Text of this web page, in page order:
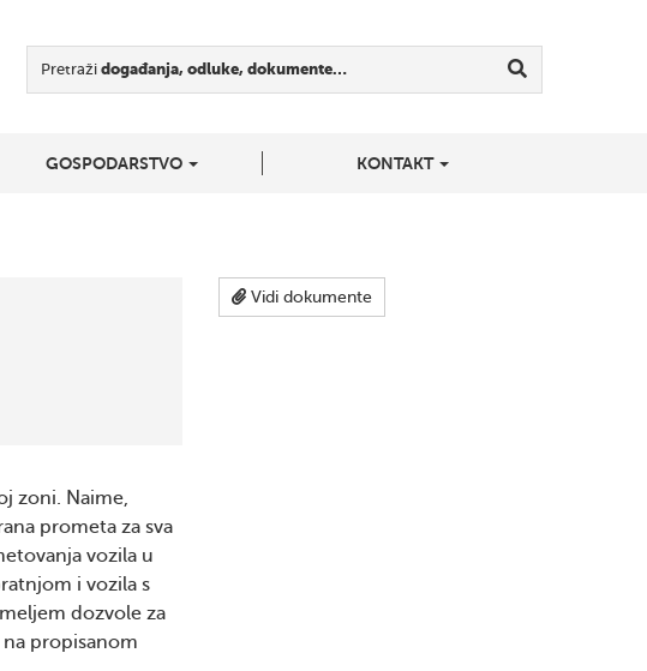
Pretraži događanja, odluke, dokumente…
GOSPODARSTVO KONTAKT
zoni. Naime,
prometa za sva
vozila u
i vozila s
dozvole za
propisanom
Vidi dokumente